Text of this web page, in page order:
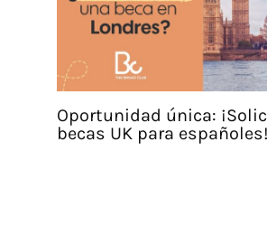
Oportunidad única:
becas UK para españoles!